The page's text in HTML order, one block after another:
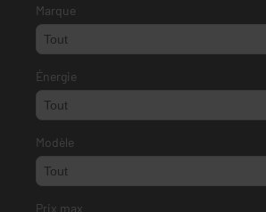
Marque
Énergie
Modèle
Prix max